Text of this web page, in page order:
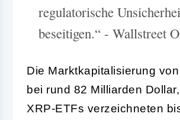
regulatorische
beseitigen.“ - Wallstreet
Die Marktkapitalisierung
bei rund 82 Milliarden
XRP-ETFs verzeichneten